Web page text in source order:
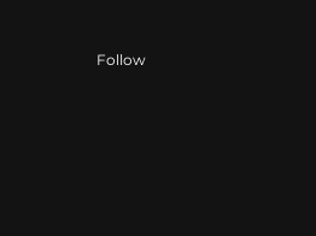
Follow